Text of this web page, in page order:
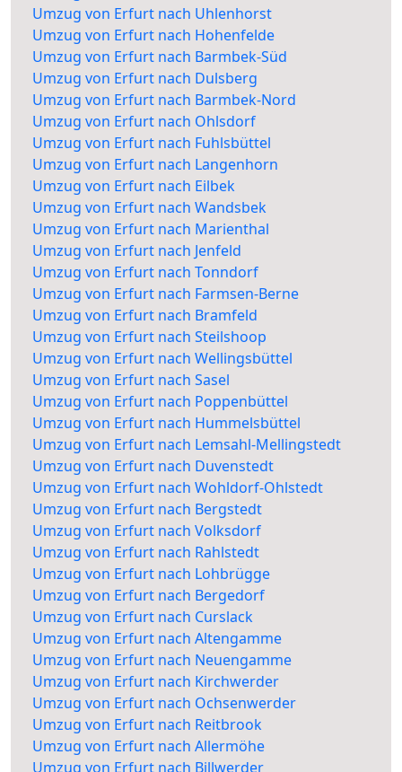
Umzug von Erfurt nach Uhlenhorst
Umzug von Erfurt nach Hohenfelde
Umzug von Erfurt nach Barmbek-Süd
Umzug von Erfurt nach Dulsberg
Umzug von Erfurt nach Barmbek-Nord
Umzug von Erfurt nach Ohlsdorf
Umzug von Erfurt nach Fuhlsbüttel
Umzug von Erfurt nach Langenhorn
Umzug von Erfurt nach Eilbek
Umzug von Erfurt nach Wandsbek
Umzug von Erfurt nach Marienthal
Umzug von Erfurt nach Jenfeld
Umzug von Erfurt nach Tonndorf
Umzug von Erfurt nach Farmsen-Berne
Umzug von Erfurt nach Bramfeld
Umzug von Erfurt nach Steilshoop
Umzug von Erfurt nach Wellingsbüttel
Umzug von Erfurt nach Sasel
Umzug von Erfurt nach Poppenbüttel
Umzug von Erfurt nach Hummelsbüttel
Umzug von Erfurt nach Lemsahl-Mellingstedt
Umzug von Erfurt nach Duvenstedt
Umzug von Erfurt nach Wohldorf-Ohlstedt
Umzug von Erfurt nach Bergstedt
Umzug von Erfurt nach Volksdorf
Umzug von Erfurt nach Rahlstedt
Umzug von Erfurt nach Lohbrügge
Umzug von Erfurt nach Bergedorf
Umzug von Erfurt nach Curslack
Umzug von Erfurt nach Altengamme
Umzug von Erfurt nach Neuengamme
Umzug von Erfurt nach Kirchwerder
Umzug von Erfurt nach Ochsenwerder
Umzug von Erfurt nach Reitbrook
Umzug von Erfurt nach Allermöhe
Umzug von Erfurt nach Billwerder